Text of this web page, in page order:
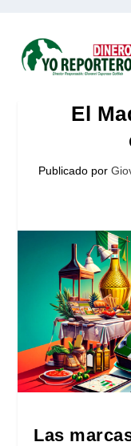
El
Publicado por
Las